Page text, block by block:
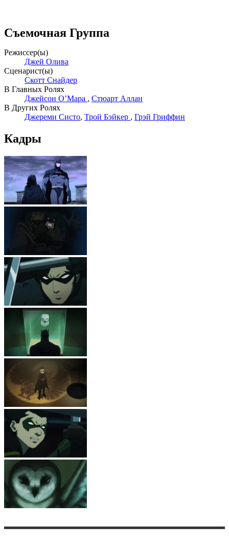
Съемочная Группа
Режиссер(ы)
Джей Олива
Сценарист(ы)
Скотт Снайдер
В Главных Ролях
Джейсон О’Мара , Стюарт Аллан
В Других Ролях
Джереми Систо, Трой Бэйкер , Грэй Гриффин
Кадры